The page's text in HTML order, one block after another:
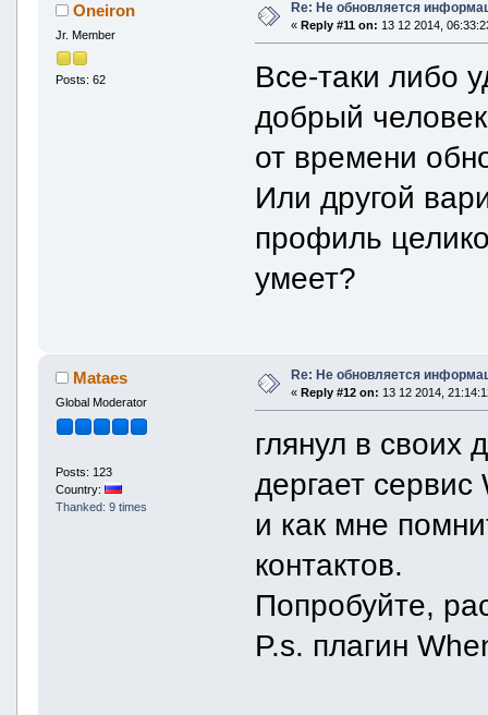
Oneiron
Jr. Member
Posts: 62
Re: Не обновляется
« Reply #11 on: 13 12 2014,
Все-таки либо
добрый
от времени
Или другой
профиль
умеет?
Mataes
Global Moderator
Posts: 123
Country:
Thanked: 9 times
Re: Не обновляется
« Reply #12 on: 13 12 2014,
глянул в своих
дергает
и как мне
контактов.
Попробуйте,
P.s. плагин